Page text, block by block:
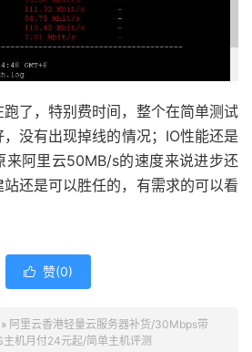
了，特别费时间，整个在简单测试
没有出现掉线的情况；IO性能还是
来阿里云50MB/s的速度来说进步还
还是可以胜任的，有需求的可以看
 赞(0)
» 阿里云香港轻量云服务器补货/30Mbps带
主机月付24元起/简单主机评测